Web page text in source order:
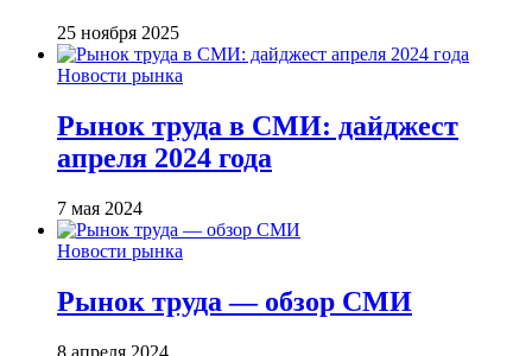
25 ноября 2025
Новости рынка
Рынок труда в СМИ: дайджест
апреля 2024 года
7 мая 2024
Новости рынка
Рынок труда — обзор СМИ
8 апреля 2024